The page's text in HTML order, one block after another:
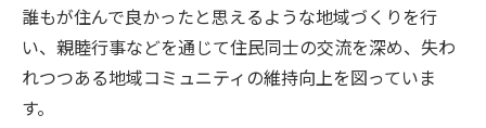
誰もが住んで良かったと思えるような地域づくりを行
い、親睦行事などを通じて住民同士の交流を深め、失わ
れつつある地域コミュニティの維持向上を図っていま
す。